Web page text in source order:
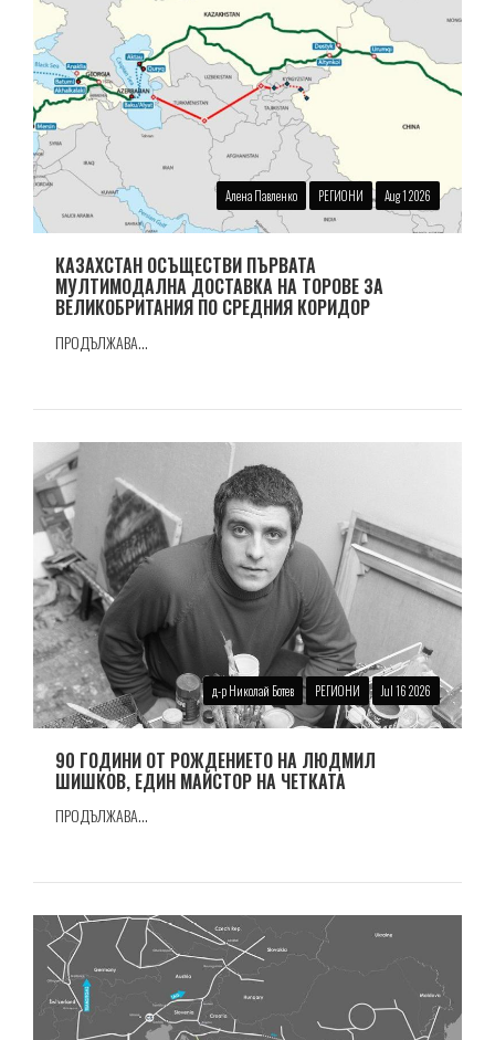
Алена Павленко РЕГИОНИ Aug 1 2026
КАЗАХСТАН ОСЪЩЕСТВИ ПЪРВАТА
МУЛТИМОДАЛНА ДОСТАВКА НА ТОРОВЕ ЗА
ВЕЛИКОБРИТАНИЯ ПО СРЕДНИЯ КОРИДОР
ПРОДЪЛЖАВА...
д-р Николай Ботев РЕГИОНИ Jul 16 2026
90 ГОДИНИ ОТ РОЖДЕНИЕТО НА ЛЮДМИЛ
ШИШКОВ, ЕДИН МАЙСТОР НА ЧЕТКАТА
ПРОДЪЛЖАВА...